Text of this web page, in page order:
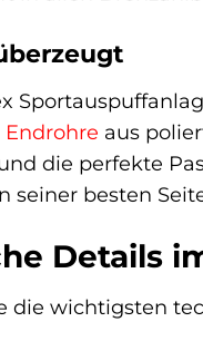
Endrohre aus
die perfekte
seiner besten
Details
die wichtigsten